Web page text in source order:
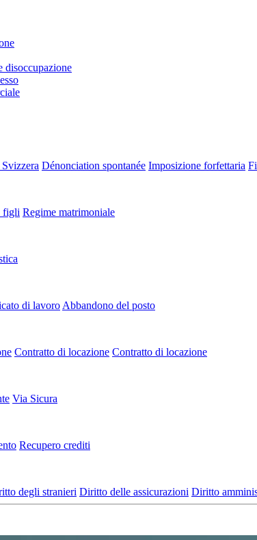
disoccupazione
Dénonciation spontanée Imposizione forfettaria
figli Regime matrimoniale
di lavoro Abbandono del posto
Contratto di locazione Contratto di locazione
Via Sicura
Recupero crediti
degli stranieri Diritto delle assicurazioni Diritto